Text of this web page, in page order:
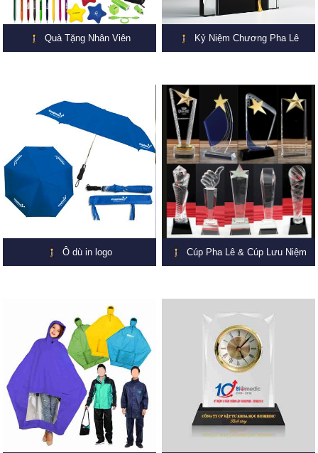
Quà Tặng Nhân Viên Kỷ Niệm Chương Pha Lê
Ô dù in logo Cúp Pha Lê & Cúp Lưu Niệm